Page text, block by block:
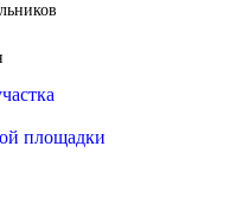
площадки